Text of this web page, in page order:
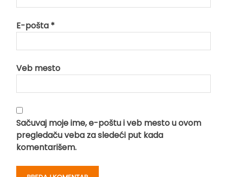
E-pošta *
Veb mesto
Sačuvaj moje ime, e-poštu i veb mesto u ovom
pregledaču veba za sledeći put kada
komentarišem.